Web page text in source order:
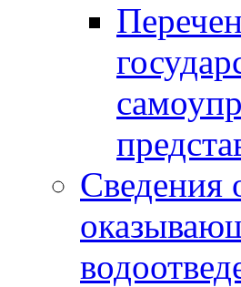
Сведения